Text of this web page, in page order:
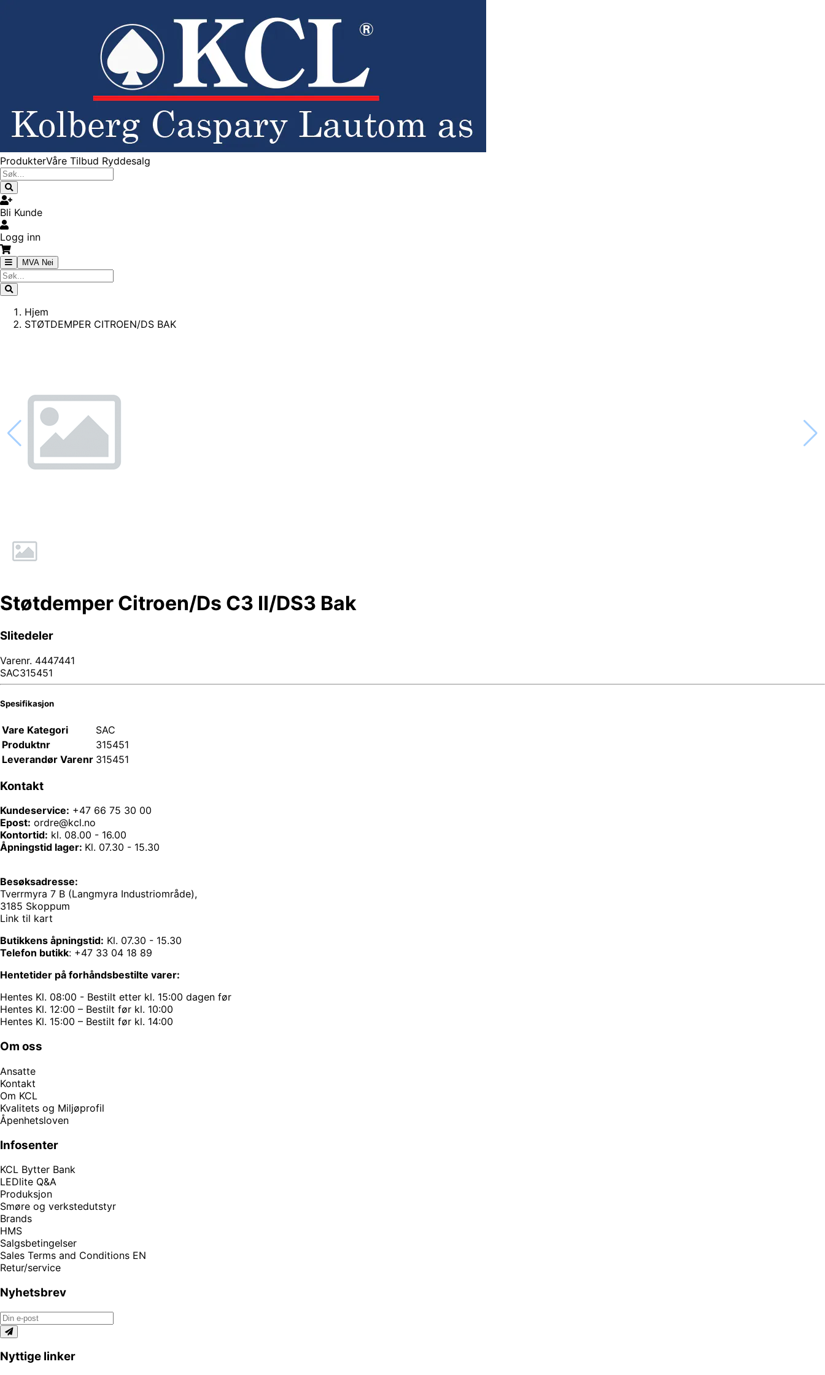
ProdukterVåre Tilbud Ryddesalg
Bli Kunde
Logg inn
MVA Nei
Hjem
STØTDEMPER CITROEN/DS BAK
Støtdemper Citroen/Ds C3 II/DS3 Bak
Slitedeler
Varenr. 4447441
SAC315451
Spesifikasjon
Vare Kategori
SAC
Produktnr
315451
Leverandør Varenr 315451
Kontakt
Kundeservice: +47 66 75 30 00
Epost: ordre@kcl.no
Kontortid: kl. 08.00 - 16.00
Åpningstid lager: Kl. 07.30 - 15.30
Besøksadresse:
Tverrmyra 7 B (Langmyra Industriområde),
3185 Skoppum
Link til kart
Butikkens åpningstid: Kl. 07.30 - 15.30
Telefon butikk: +47 33 04 18 89
Hentetider på forhåndsbestilte varer:
Hentes Kl. 08:00 - Bestilt etter kl. 15:00 dagen før
Hentes Kl. 12:00 – Bestilt før kl. 10:00
Hentes Kl. 15:00 – Bestilt før kl. 14:00
Om oss
Ansatte
Kontakt
Om KCL
Kvalitets og Miljøprofil
Åpenhetsloven
Infosenter
KCL Bytter Bank
LEDlite Q&A
Produksjon
Smøre og verkstedutstyr
Brands
HMS
Salgsbetingelser
Sales Terms and Conditions EN
Retur/service
Nyhetsbrev
Nyttige linker